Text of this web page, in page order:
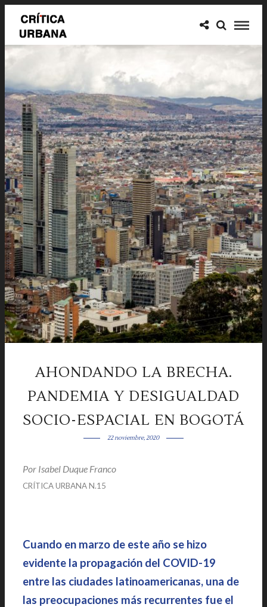
AHONDANDO LA BRECHA.
PANDEMIA Y DESIGUALDAD
SOCIO-ESPACIAL EN BOGOTÁ
22 noviembre, 2020
Por Isabel Duque Franco
CRÍTICA URBANA N.15
Cuando en marzo de este año se hizo
evidente la propagación del COVID-19
entre las ciudades latinoamericanas, una de
las preocupaciones más recurrentes fue el